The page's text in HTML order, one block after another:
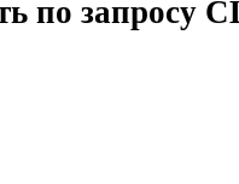
по запросу